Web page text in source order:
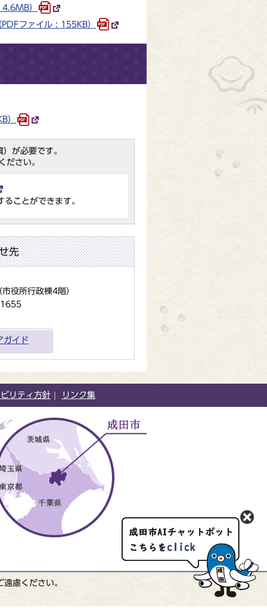
）
ファイル : 155KB）
）
が必要です。
ださい。
ことができます。
先
役所行政棟4階）
1655
ガイド
リティ方針 リンク集
慮ください。